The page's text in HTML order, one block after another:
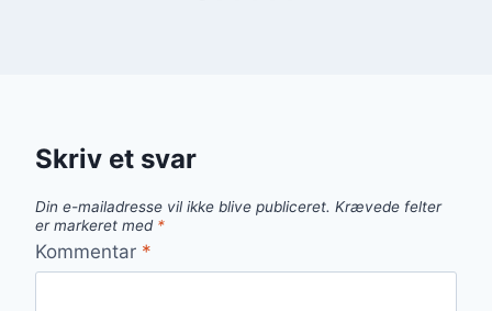
Skriv et svar
Din e-mailadresse vil ikke blive publiceret. Krævede felter
er markeret med *
Kommentar *